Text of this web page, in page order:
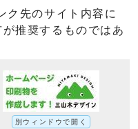
ク先のサイト内容に
推奨するものではあ
別ウィンドウで開く